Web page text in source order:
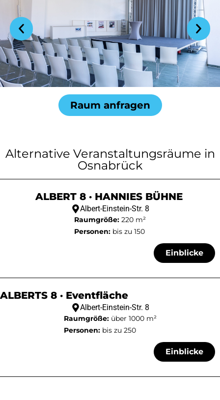
Raum anfragen
Alternative Veranstaltungsräume in
Osnabrück
ALBERT 8 · HANNIES BÜHNE
Albert-Einstein-Str. 8
Raumgröße: 220 m²
Personen: bis zu 150
Einblicke
ALBERTS 8 · Eventfläche
Albert-Einstein-Str. 8
Raumgröße:über 1000 m²
Personen:bis zu 250
Einblicke